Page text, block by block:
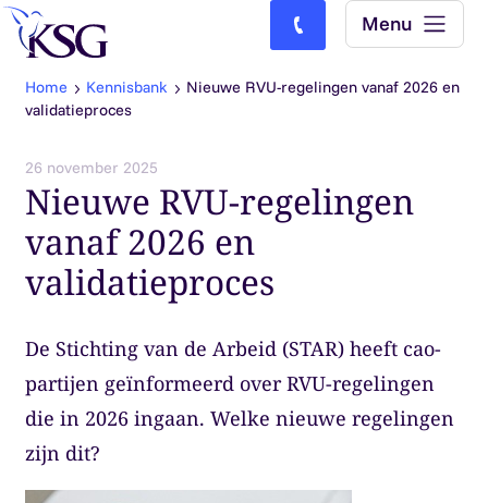
Skip to content
Bel ons: (0)77-4740000
Menu
Home Kennisbank
Nieuwe RVU-regelingen vanaf 2026 en
validatieproces
26 november 2025
Nieuwe RVU-regelingen
vanaf 2026 en
validatieproces
De Stichting van de Arbeid (STAR) heeft cao-
partijen geïnformeerd over RVU-regelingen
die in 2026 ingaan. Welke nieuwe regelingen
zijn dit?